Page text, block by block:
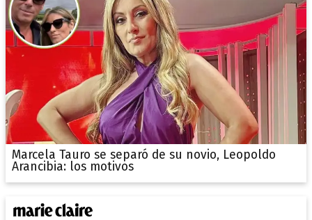
Marcela Tauro se separó de su novio, Leopoldo
Arancibia: los motivos